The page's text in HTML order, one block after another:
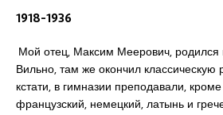
1918-1936
Мой отец, Максим Меерович, родился
Вильно, там же окончил классическую
кстати, в гимназии преподавали, кроме
французский, немецкий, латынь и